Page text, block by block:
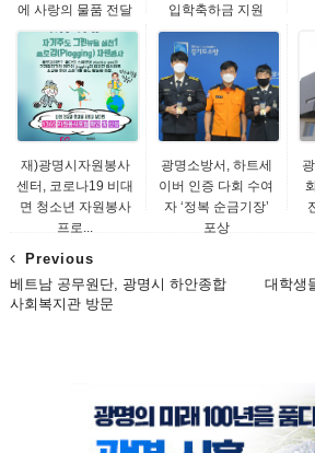
에 사랑의 물품 전달
입학축하금 지원
재)광명시자원봉사
센터, 코로나19 비대
면 청소년 자원봉사
프로...
광명소방서, 하트세
이버 인증 다회 수여
자 ‘정복 순금기장’
포상
대학생
Previous
베트남 공무원단, 광명시 하안종합
사회복지관 방문